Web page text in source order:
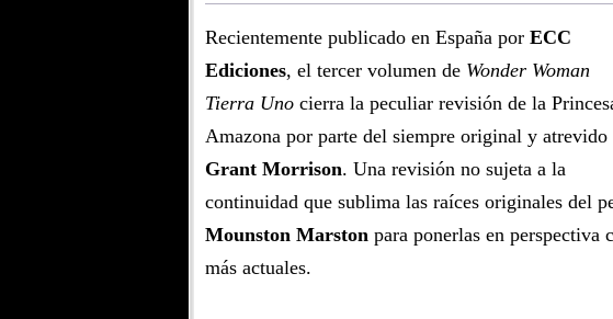
Recientemente publicado en España por ECC
Ediciones, el tercer volumen de Wonder Woman
Tierra Uno cierra la peculiar revisión de la
Amazona por parte del siempre original y atrevido
Grant Morrison. Una revisión no sujeta a la
continuidad que sublima las raíces originales del
Mounston Marston para ponerlas en perspectiva
más actuales.